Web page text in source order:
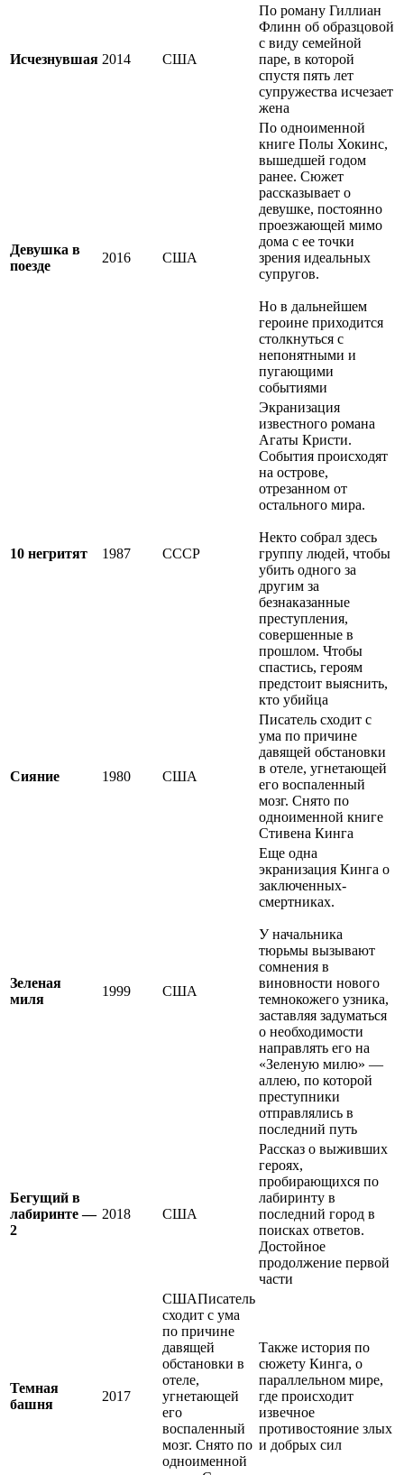
Исчезнувшая 2014 США
По роману Гиллиан
Флинн об образцовой
с виду семейной
паре, в которой
спустя пять лет
супружества исчезает
жена
Девушка в
поезде
2016 США
По одноименной
книге Полы Хокинс,
вышедшей годом
ранее. Сюжет
рассказывает о
девушке, постоянно
проезжающей мимо
дома с ее точки
зрения идеальных
супругов.
Но в дальнейшем
героине приходится
столкнуться с
непонятными и
пугающими
событиями
10 негритят 1987 СССР
Экранизация
известного романа
Агаты Кристи.
События происходят
на острове,
отрезанном от
остального мира.
Некто собрал здесь
группу людей, чтобы
убить одного за
другим за
безнаказанные
преступления,
совершенные в
прошлом. Чтобы
спастись, героям
предстоит выяснить,
кто убийца
Сияние 1980 США
Писатель сходит с
ума по причине
давящей обстановки
в отеле, угнетающей
его воспаленный
мозг. Снято по
одноименной книге
Стивена Кинга
Зеленая
миля
1999 США
Еще одна
экранизация Кинга о
заключенных-
смертниках.
У начальника
тюрьмы вызывают
сомнения в
виновности нового
темнокожего узника,
заставляя задуматься
о необходимости
направлять его на
«Зеленую милю» —
аллею, по которой
преступники
отправлялись в
последний путь
Бегущий в
лабиринте —
2
2018 США
Рассказ о выживших
героях,
пробирающихся по
лабиринту в
последний город в
поисках ответов.
Достойное
продолжение первой
части
Темная
башня
2017
СШАПисатель
сходит с ума
по причине
давящей
обстановки в
отеле,
угнетающей
его
воспаленный
мозг. Снято по
одноименной
Также история по
сюжету Кинга, о
параллельном мире,
где происходит
извечное
противостояние злых
и добрых сил